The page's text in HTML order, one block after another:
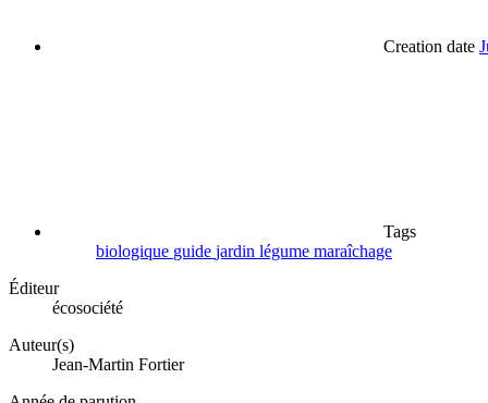
Creation date
Tags
biologique guide jardin légume maraîchage
Éditeur
écosociété
Auteur(s)
Jean-Martin Fortier